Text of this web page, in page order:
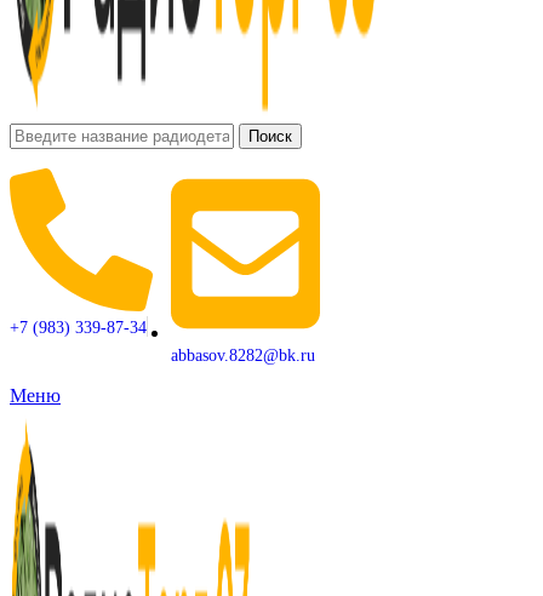
Поиск
+7 (983) 339-87-34
abbasov.8282@bk.ru
Меню